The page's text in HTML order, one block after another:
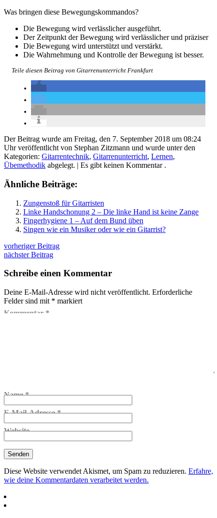
Was bringen diese Bewegungskommandos?
Die Bewegung wird verlässlicher ausgeführt.
Der Zeitpunkt der Bewegung wird verlässlicher und präziser
Die Bewegung wird unterstützt und verstärkt.
Die Wahrnehmung und Kontrolle der Bewegung ist besser.
Teile diesen Beitrag von Gitarrenunterricht Frankfurt
Der Beitrag wurde am Freitag, den 7. September 2018 um 08:24
Uhr veröffentlicht von Stephan Zitzmann und wurde unter den
Kategorien: Gitarrentechnik, Gitarrenunterricht, Lernen,
Übemethodik abgelegt. | Es gibt keinen Kommentar .
Ähnliche Beiträge:
Zungenstoß für Gitarristen
Linke Handschonung 2 – Die linke Hand ist keine Zange
Fingerhygiene 1 – Auf dem Bund üben
Singen wie ein Musiker oder wie ein Gitarrist?
vorheriger Beitrag
nächster Beitrag
Schreibe einen Kommentar
Deine E-Mail-Adresse wird nicht veröffentlicht. Erforderliche
Felder sind mit * markiert
Kommentar *
Name*
E-Mail-Adresse*
Website
Diese Website verwendet Akismet, um Spam zu reduzieren. Erfahre,
wie deine Kommentardaten verarbeitet werden.